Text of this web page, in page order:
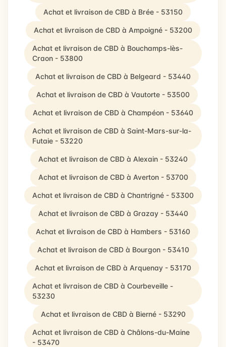
Achat et livraison de CBD à Brée - 53150
Achat et livraison de CBD à Ampoigné - 53200
Achat et livraison de CBD à Bouchamps-lès-
Craon - 53800
Achat et livraison de CBD à Belgeard - 53440
Achat et livraison de CBD à Vautorte - 53500
Achat et livraison de CBD à Champéon - 53640
Achat et livraison de CBD à Saint-Mars-sur-la-
Futaie - 53220
Achat et livraison de CBD à Alexain - 53240
Achat et livraison de CBD à Averton - 53700
Achat et livraison de CBD à Chantrigné - 53300
Achat et livraison de CBD à Grazay - 53440
Achat et livraison de CBD à Hambers - 53160
Achat et livraison de CBD à Bourgon - 53410
Achat et livraison de CBD à Arquenay - 53170
Achat et livraison de CBD à Courbeveille -
53230
Achat et livraison de CBD à Bierné - 53290
Achat et livraison de CBD à Châlons-du-Maine
- 53470